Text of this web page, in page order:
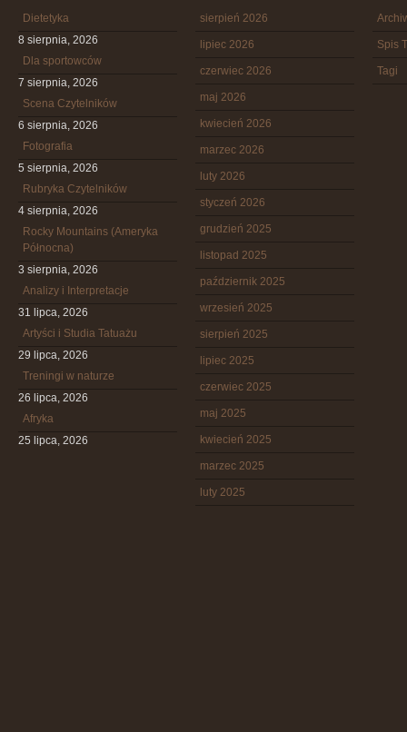
Dietetyka
8 sierpnia, 2026
Dla sportowców
7 sierpnia, 2026
Scena Czytelników
6 sierpnia, 2026
Fotografia
5 sierpnia, 2026
Rubryka Czytelników
4 sierpnia, 2026
Rocky Mountains (Ameryka
Północna)
3 sierpnia, 2026
Analizy i Interpretacje
31 lipca, 2026
Artyści i Studia Tatuażu
29 lipca, 2026
Treningi w naturze
26 lipca, 2026
Afryka
25 lipca, 2026
sierpień 2026
lipiec 2026
czerwiec 2026
maj 2026
kwiecień 2026
marzec 2026
luty 2026
styczeń 2026
grudzień 2025
listopad 2025
październik 2025
wrzesień 2025
sierpień 2025
lipiec 2025
czerwiec 2025
maj 2025
kwiecień 2025
marzec 2025
luty 2025
Spis
Tagi